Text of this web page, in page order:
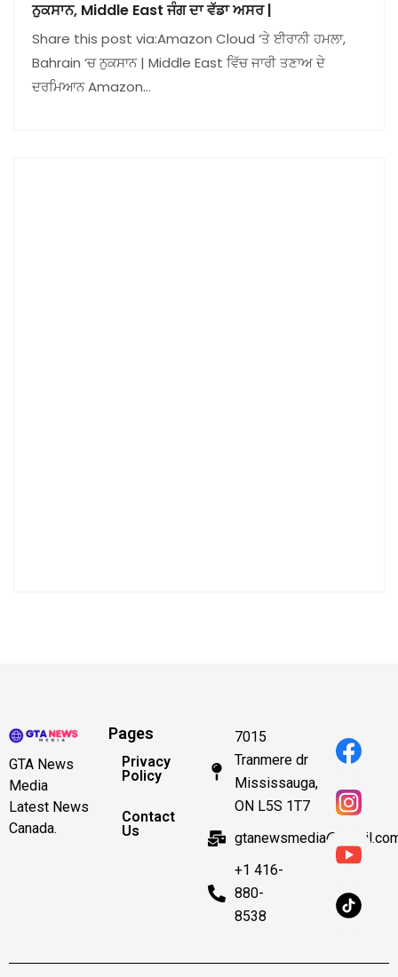
ਨੁਕਸਾਨ, Middle East ਜੰਗ ਦਾ ਵੱਡਾ ਅਸਰ |
Share this post via:Amazon Cloud ‘ਤੇ ਈਰਾਨੀ ਹਮਲਾ,
Bahrain ‘ਚ ਨੁਕਸਾਨ | Middle East ਵਿੱਚ ਜਾਰੀ ਤਣਾਅ ਦੇ
ਦਰਮਿਆਨ Amazon…
GTA News
Media
Latest News
Canada.
Pages
Privacy
Policy
Contact
Us
7015
Tranmere dr
Mississauga,
ON L5S 1T7
+1 416-
880-
8538